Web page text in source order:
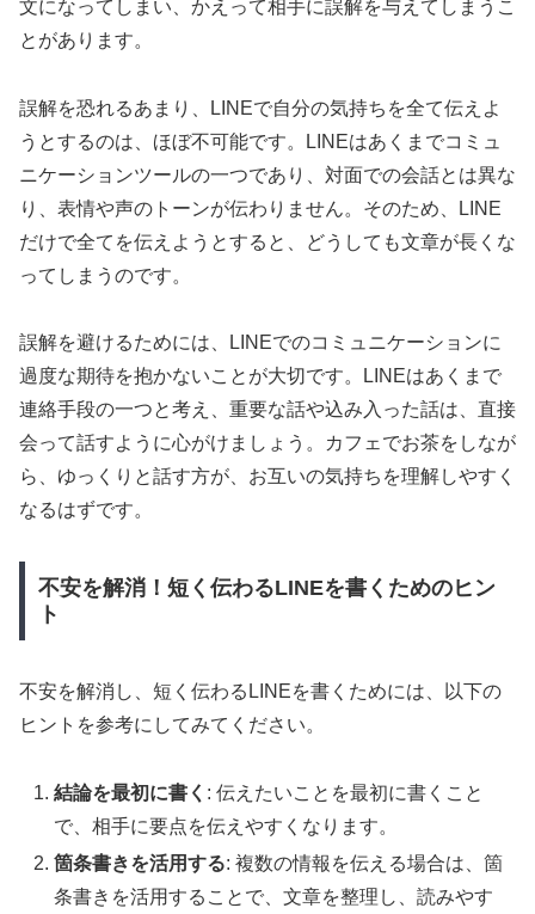
文になってしまい、かえって相手に誤解を与えてしまうこ
とがあります。
誤解を恐れるあまり、LINEで自分の気持ちを全て伝えよ
うとするのは、ほぼ不可能です。LINEはあくまでコミュ
ニケーションツールの一つであり、対面での会話とは異な
り、表情や声のトーンが伝わりません。そのため、LINE
だけで全てを伝えようとすると、どうしても文章が長くな
ってしまうのです。
誤解を避けるためには、LINEでのコミュニケーションに
過度な期待を抱かないことが大切です。LINEはあくまで
連絡手段の一つと考え、重要な話や込み入った話は、直接
会って話すように心がけましょう。カフェでお茶をしなが
ら、ゆっくりと話す方が、お互いの気持ちを理解しやすく
なるはずです。
不安を解消！短く伝わるLINEを書くためのヒン
ト
不安を解消し、短く伝わるLINEを書くためには、以下の
ヒントを参考にしてみてください。
結論を最初に書く : 伝えたいことを最初に書くこと
で、相手に要点を伝えやすくなります。
箇条書きを活用する: 複数の情報を伝える場合は、箇
条書きを活用することで、文章を整理し、読みやす